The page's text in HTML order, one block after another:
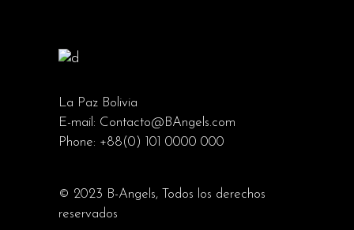
La Paz Bolivia
E-mail: Contacto@BAngels.com
Phone: +88(0) 101 0000 000
© 2023 B-Angels, Todos los derechos
reservados